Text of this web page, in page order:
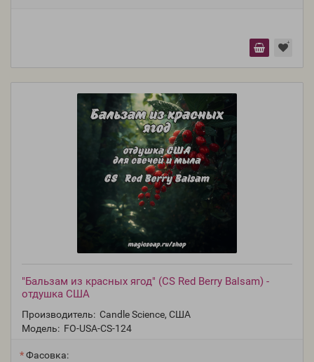
"Бальзам из красных ягод" (CS Red Berry Balsam) -
отдушка США
Производитель: Candle Science, США
Модель: FO-USA-CS-124
Фасовка: